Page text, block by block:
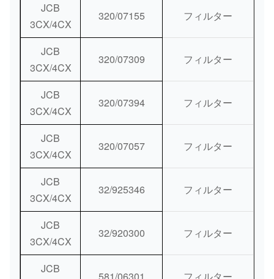
JCB
3CX/4CX
320/07155 フィルター
JCB
3CX/4CX
320/07309 フィルター
JCB
3CX/4CX
320/07394 フィルター
JCB
3CX/4CX
320/07057 フィルター
JCB
3CX/4CX
32/925346 フィルター
JCB
3CX/4CX
32/920300 フィルター
JCB